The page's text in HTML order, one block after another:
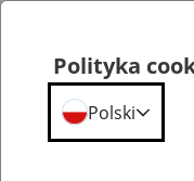
Polityka
Polski